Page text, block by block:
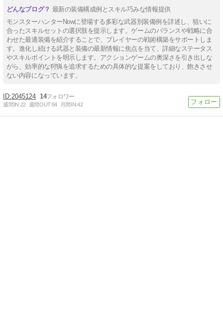
最新の装備構成例とスキル巧みな情報提供
モンスターハンターNowに登場する多彩な武器別装備例を詳述し、狙いに
合ったスキルセットの選択肢を提示します。ゲームのバランスや戦略に合
わせた最適装備を紹介することで、プレイヤーの戦術構築をサポートしま
す。進化し続ける武器と装備の最新情報に焦点を当て、詳細なステータス
やスキルポイントを明示します。アクションゲームの奥深さを引き出しな
がら、効率的な狩猟を追求するための具体的な提案をしており、飽きさせ
ない内容になっています。
2045124 14
週間IN:22 週間OUT:84 月間IN:42